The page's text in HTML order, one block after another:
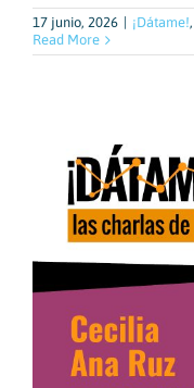
17 junio, 2026 ¡Dátame!,
Read More